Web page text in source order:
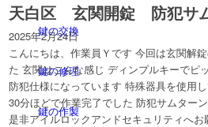
鍵の交換
鍵の修理
鍵の作製
天白区 玄関開錠 防犯サ
2025年2月24日
こんにちは、作業員Ｙです 今回は玄関解
た 玄関はこんな感じ ディンプルキーでピ
防犯仕様になっています 特殊器具を使用
30分ほどで作業完了でした 防犯サムター
是非アイルロックアンドセキュリティへお